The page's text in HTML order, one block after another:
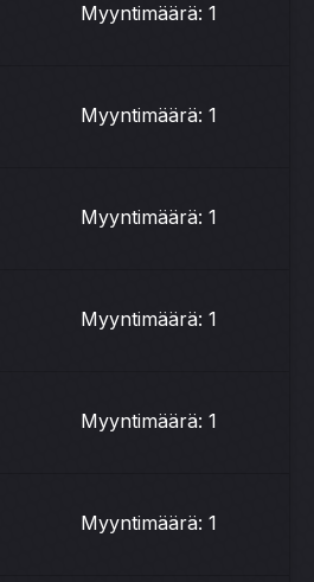
Myyntimäärä: 1
Myyntimäärä: 1
Myyntimäärä: 1
Myyntimäärä: 1
Myyntimäärä: 1
Myyntimäärä: 1